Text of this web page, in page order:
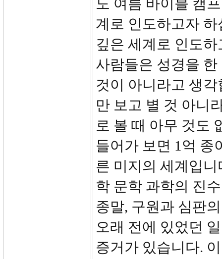
도 여름 바이블 캠
계로 인도하고자
깊은 세계로 인도
사람들은 성경을
것이 아니라고 생
만 보고 별 것 아니
로 볼 때 아무 것도
들어가 보면 1억 종
른 미지의 세계입
학 문학 과학의 진
종말, 구원과 심판
오래 전에 있었던
증거가 있습니다.